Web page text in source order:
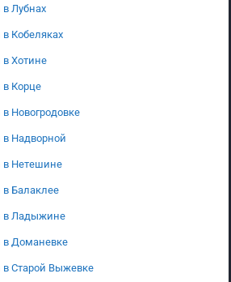
Лубнах
Кобеляках
Хотине
Корце
Новогродовке
Надворной
в Нетешине
Балаклее
в Ладыжине
в Доманевке
Старой Выжевке